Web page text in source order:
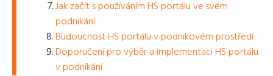
Jak začít s používáním HS portálu ve svém
podnikání
Budoucnost HS portálu v podnikovém prostředí
Doporučení pro výběr a implementaci HS portálu
v podnikání